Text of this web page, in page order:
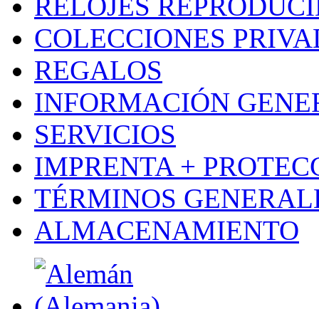
COLECCIONES
REGALOS
INFORMACIÓN
SERVICIOS
IMPRENTA +
TÉRMINOS
ALMACENAMIENTO